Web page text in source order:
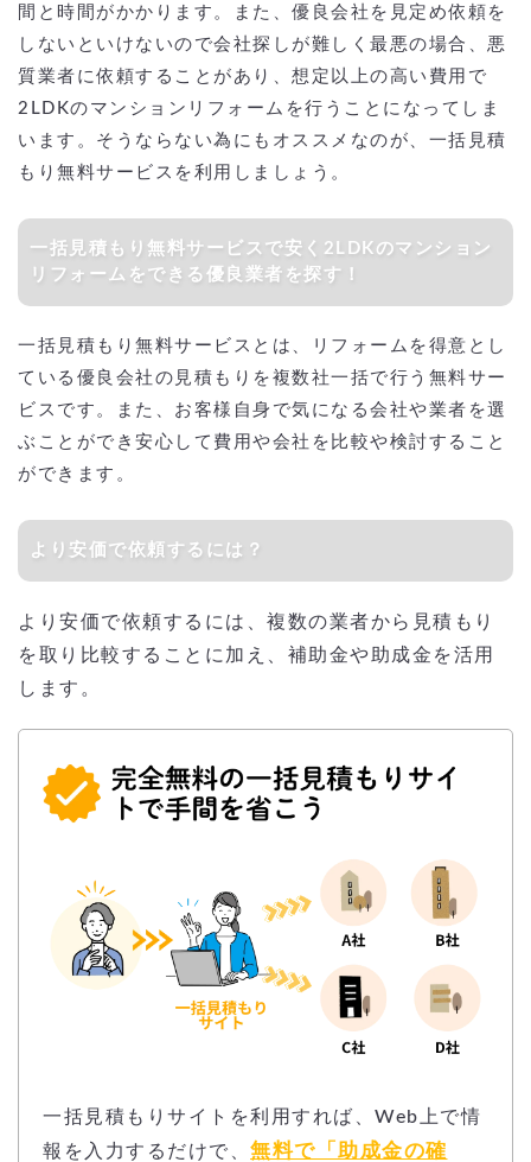
間と時間がかかります。また、優良会社を見定め依頼を
しないといけないので会社探しが難しく最悪の場合、悪
質業者に依頼することがあり、想定以上の高い費用で
2LDKのマンションリフォームを行うことになってしま
います。そうならない為にもオススメなのが、一括見積
もり無料サービスを利用しましょう。
一括見積もり無料サービスで安く2LDKのマンション
リフォームをできる優良業者を探す！
一括見積もり無料サービスとは、リフォームを得意とし
ている優良会社の見積もりを複数社一括で行う無料サー
ビスです。また、お客様自身で気になる会社や業者を選
ぶことができ安心して費用や会社を比較や検討すること
ができます。
より安価で依頼するには？
より安価で依頼するには、複数の業者から見積もり
を取り比較することに加え、補助金や助成金を活用
します。
一括見積もりサイトを利用すれば、Web上で情
報を入力するだけで、 無料で「助成金の確